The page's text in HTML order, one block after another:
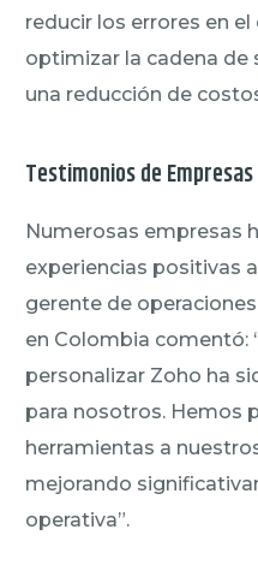
reducir los errores en
optimizar la cadena de
una reducción de
Testimonios de
Numerosas empresas
experiencias positivas
gerente de
en Colombia comentó:
personalizar Zoho ha
para nosotros. Hemos
herramientas a
mejorando
operativa”.